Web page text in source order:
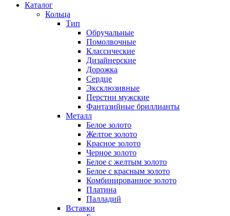
Каталог
Кольца
Тип
Обручальные
Помолвочные
Классические
Дизайнерские
Дорожка
Сердце
Эксклюзивные
Перстни мужские
Фантазийные бриллианты
Металл
Белое золото
Желтое золото
Красное золото
Черное золото
Белое с желтым золото
Белое с красным золото
Комбинированное золото
Платина
Палладий
Вставки